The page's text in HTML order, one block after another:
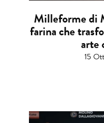
Milleforme di
farina che
arte
15